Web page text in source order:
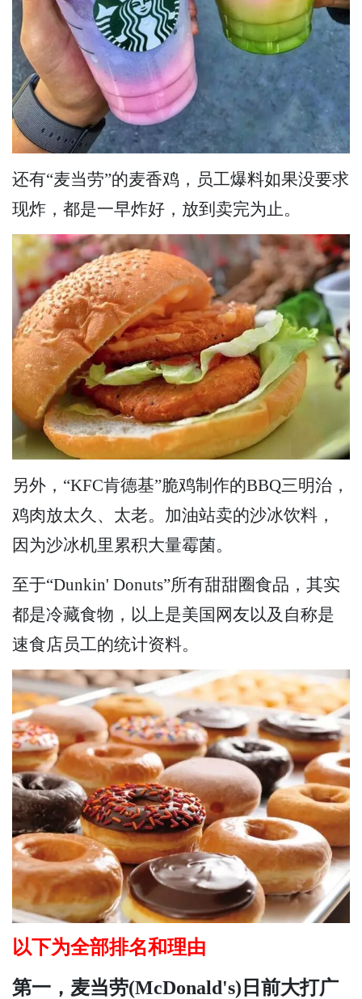
还有“麦当劳”的麦香鸡，员工爆料如果没要求
现炸，都是一早炸好，放到卖完为止。
另外，“KFC肯德基”脆鸡制作的BBQ三明治，
鸡肉放太久、太老。加油站卖的沙冰饮料，
因为沙冰机里累积大量霉菌。
至于“Dunkin' Donuts”所有甜甜圈食品，其实
都是冷藏食物，以上是美国网友以及自称是
速食店员工的统计资料。
以下为全部排名和理由
第一，麦当劳(McDonald's)日前大打广